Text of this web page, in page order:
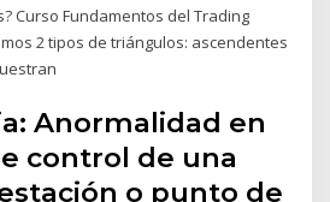
Curso Fundamentos del Trading
2 tipos de triángulos: ascendentes
Anormalidad en
control de una
o punto de